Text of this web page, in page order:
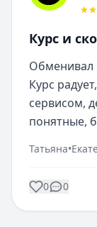
Курс и
Обменивал
Курс
сервисом,
понятные,
Татьяна•
0 0